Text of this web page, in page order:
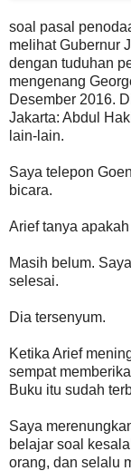
soal pasal
melihat Gubernur
dengan tuduhan
mengenang
Desember 2016.
Jakarta: Abdul
lain-lain.
Saya telepon
bicara.
Arief tanya
Masih belum.
selesai.
Dia tersenyum.
Ketika Arief
sempat
Buku itu sudah
Saya
belajar soal
orang, dan selalu